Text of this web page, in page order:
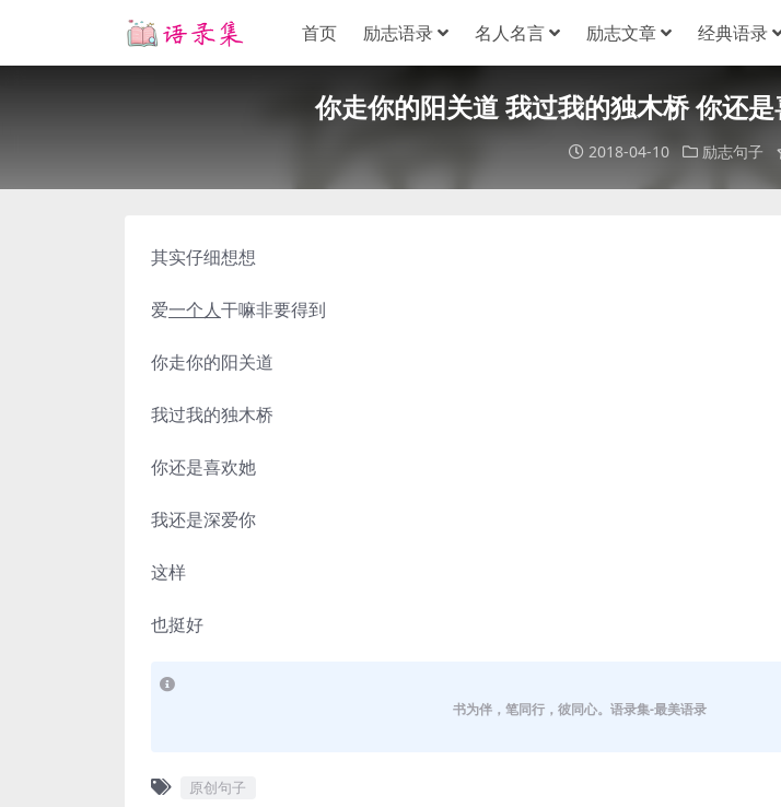
首页 励志语录 名人名言 励志文章 经典语录
你走你的阳关道 我过我的独木桥 你还
2018-04-10 励志句子
其实仔细想想
爱一个人干嘛非要得到
你走你的阳关道
我过我的独木桥
你还是喜欢她
我还是深爱你
这样
也挺好
书为伴，笔同行，彼同心。语录集-最美语录
原创句子